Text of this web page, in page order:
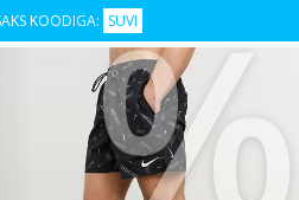
KOODIGA: SUVI